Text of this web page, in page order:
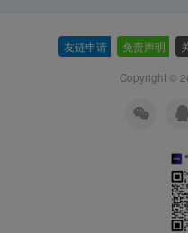
友链申请 免责声明
Copyright ©